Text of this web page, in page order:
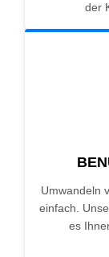
der
Umwandeln
einfach.
es